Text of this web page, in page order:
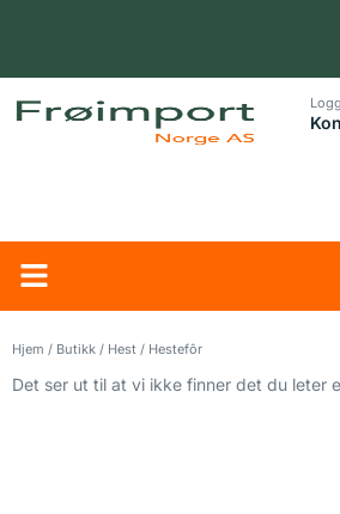
NORSK LEVERANDØR – TRYGG HANDEL
Hjem / Butikk / Hest / Hestefôr
Det ser ut til at vi ikke finner det du leter